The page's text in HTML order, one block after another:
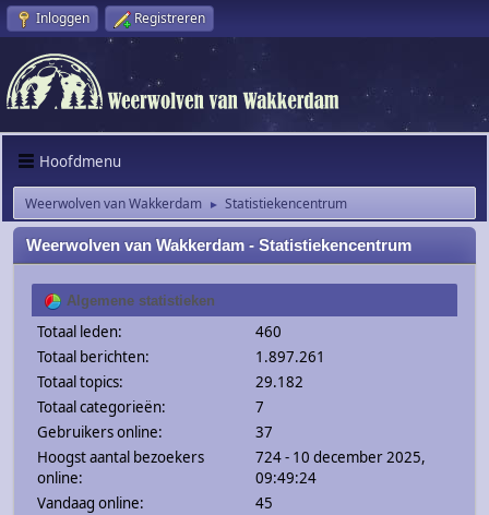
Inloggen Registreren
Hoofdmenu
Weerwolven van Wakkerdam ► Statistiekencentrum
Weerwolven van Wakkerdam - Statistiekencentrum
Algemene statistieken
Totaal leden:
460
Totaal berichten:
1.897.261
Totaal topics:
29.182
Totaal categorieën:
7
Gebruikers online:
37
Hoogst aantal bezoekers
online:
724 - 10 december 2025,
09:49:24
Vandaag online:
45